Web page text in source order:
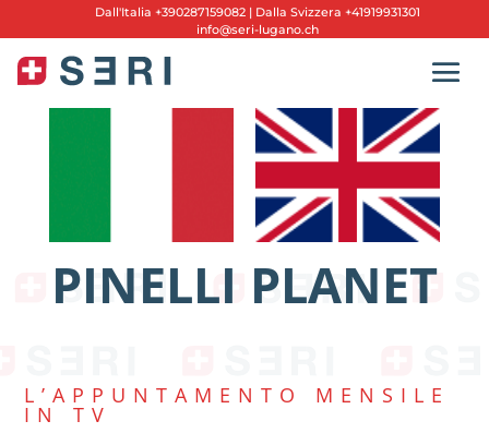
Dall'Italia +390287159082 | Dalla Svizzera +41919931301
info@seri-lugano.ch
PINELLI PLANET
L’APPUNTAMENTO MENSILE
IN TV